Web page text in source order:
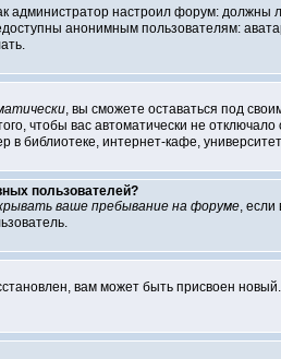
администратор настроил форум:
анонимным пользователям:
, вы сможете оставаться под
чтобы вас автоматически не
библиотеке, интернет-кафе,
пользователей?
ваше пребывание на форуме,
вам может быть присвоен новый.